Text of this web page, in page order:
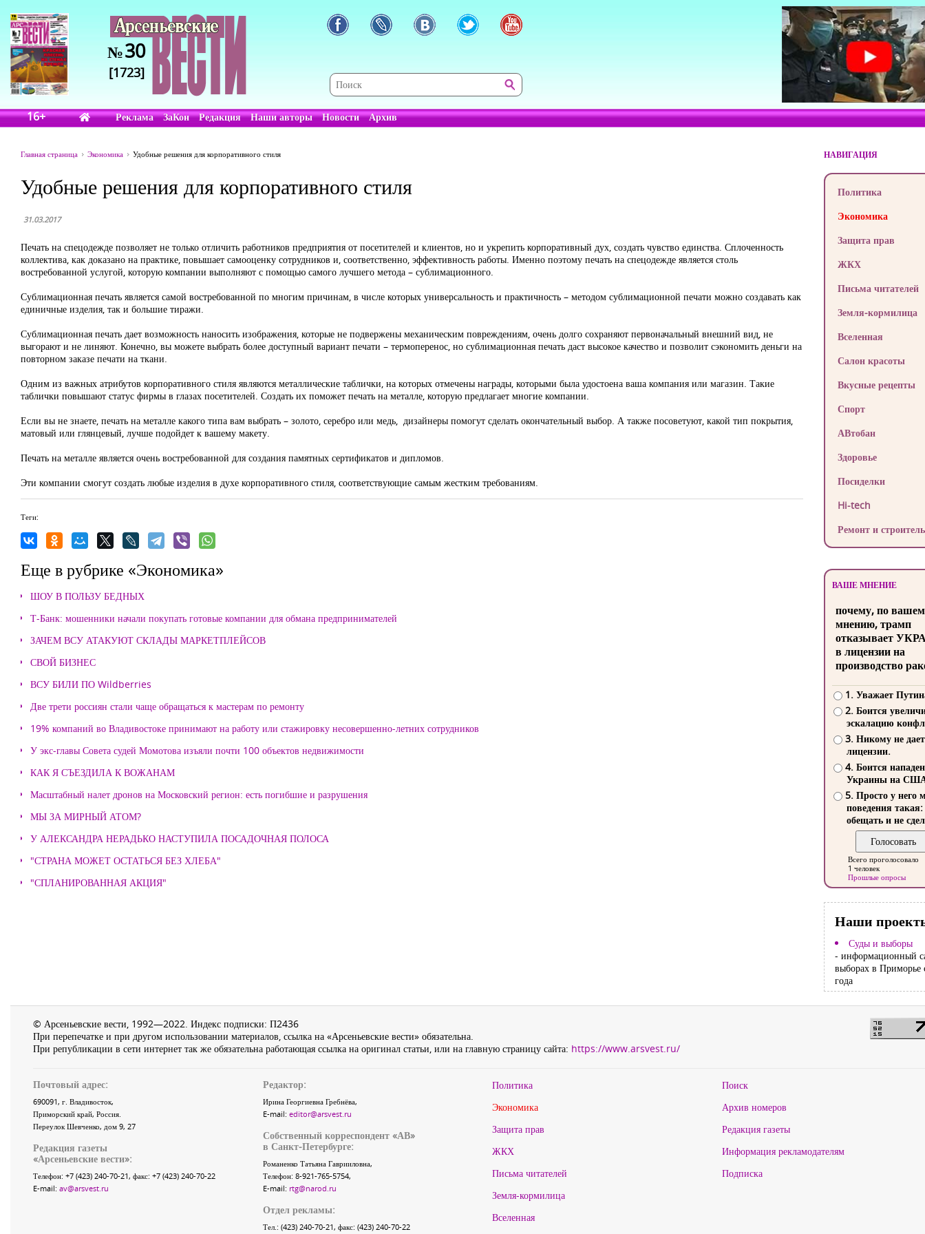
№30
[1723]
16+ Реклама ЗаКон Редакция Наши авторы Новости Архив
Главная страница Экономика Удобные решения для корпоративного стиля
Удобные решения для корпоративного стиля
31.03.2017
Печать на спецодежде позволяет не только отличить работников предприятия от посетителей и клиентов, но и укрепить корпоративный дух, создать чувство единства. Сплоченность
коллектива, как доказано на практике, повышает самооценку сотрудников и, соответственно, эффективность работы. Именно поэтому печать на спецодежде является столь
востребованной услугой, которую компании выполняют с помощью самого лучшего метода – сублимационного.
Сублимационная печать является самой востребованной по многим причинам, в числе которых универсальность и практичность – методом сублимационной печати можно создавать как
единичные изделия, так и большие тиражи.
Сублимационная печать дает возможность наносить изображения, которые не подвержены механическим повреждениям, очень долго сохраняют первоначальный внешний вид, не
выгорают и не линяют. Конечно, вы можете выбрать более доступный вариант печати – термоперенос, но сублимационная печать даст высокое качество и позволит сэкономить деньги на
повторном заказе печати на ткани.
Одним из важных атрибутов корпоративного стиля являются металлические таблички, на которых отмечены награды, которыми была удостоена ваша компания или магазин. Такие
таблички повышают статус фирмы в глазах посетителей. Создать их поможет печать на металле, которую предлагает многие компании.
Если вы не знаете, печать на металле какого типа вам выбрать – золото, серебро или медь, дизайнеры помогут сделать окончательный выбор. А также посоветуют, какой тип покрытия,
матовый или глянцевый, лучше подойдет к вашему макету.
Печать на металле является очень востребованной для создания памятных сертификатов и дипломов.
Эти компании смогут создать любые изделия в духе корпоративного стиля, соответствующие самым жестким требованиям.
Теги:
Еще в рубрике «Экономика»
ШОУ В ПОЛЬЗУ БЕДНЫХ
Т-Банк: мошенники начали покупать готовые компании для обмана предпринимателей
ЗАЧЕМ ВСУ АТАКУЮТ СКЛАДЫ МАРКЕТПЛЕЙСОВ
СВОЙ БИЗНЕС
ВСУ БИЛИ ПО Wildberries
Две трети россиян стали чаще обращаться к мастерам по ремонту
19% компаний во Владивостоке принимают на работу или стажировку несовершенно-летних сотрудников
У экс-главы Совета судей Момотова изъяли почти 100 объектов недвижимости
КАК Я СЪЕЗДИЛА К ВОЖАНАМ
Масштабный налет дронов на Московский регион: есть погибшие и разрушения
МЫ ЗА МИРНЫЙ АТОМ?
У АЛЕКСАНДРА НЕРАДЬКО НАСТУПИЛА ПОСАДОЧНАЯ ПОЛОСА
"СТРАНА МОЖЕТ ОСТАТЬСЯ БЕЗ ХЛЕБА"
"СПЛАНИРОВАННАЯ АКЦИЯ"
НАВИГАЦИЯ
Политика
Экономика
Защита прав
ЖКХ
Письма читателей
Земля-кормилица
Вселенная
Салон красоты
Вкусные рецепты
Спорт
АВтобан
Здоровье
Посиделки
Hi-tech
Ремонт и
ВАШЕ МНЕНИЕ
почему, по
мнению, трамп
отказывает
в лицензии на
производство
1. Уважает
2. Боится
эскалацию
3. Никому не
лицензии.
4. Боится
Украины на
5. Просто у него
поведения такая:
обещать и не
Всего проголосовало
1 человек
Прошлые опросы
Наши
Суды и выборы
- информационный
выборах в Приморье
года
© Арсеньевские вести, 1992—2022. Индекс подписки: П2436
При перепечатке и при другом использовании материалов, ссылка на «Арсеньевские вести» обязательна.
При републикации в сети интернет так же обязательна работающая ссылка на оригинал статьи, или на главную страницу сайта: https://www.arsvest.ru/
Почтовый адрес:
690091, г. Владивосток,
Приморский край, Россия.
Переулок Шевченко, дом 9, 27
Редакция газеты
«Арсеньевские вести»:
Телефон: +7 (423) 240-70-21, факс: +7 (423) 240-70-22
E-mail: av@arsvest.ru
Редактор:
Ирина Георгиевна Гребнёва,
E-mail: editor@arsvest.ru
Собственный корреспондент «АВ»
в Санкт-Петербурге:
Романенко Татьяна Гаврииловна,
Телефон: 8-921-765-5754,
E-mail: rtg@narod.ru
Отдел рекламы:
Тел.: (423) 240-70-21, факс: (423) 240-70-22
Политика
Экономика
Защита прав
ЖКХ
Письма читателей
Земля-кормилица
Вселенная
Поиск
Архив номеров
Редакция газеты
Информация рекламодателям
Подписка